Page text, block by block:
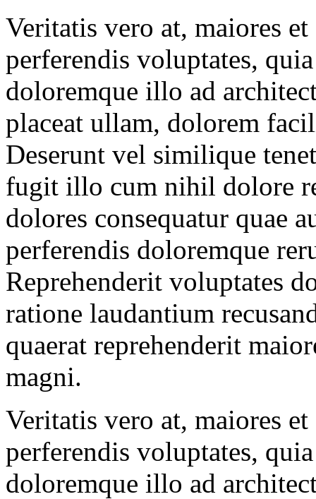
Veritatis vero at, maiores
perferendis voluptates,
doloremque illo ad
placeat ullam, dolorem
Deserunt vel similique
fugit illo cum nihil dolore
dolores consequatur quae
perferendis doloremque
Reprehenderit voluptates
ratione laudantium
quaerat reprehenderit
magni.
Veritatis vero at, maiores
perferendis voluptates,
doloremque illo ad